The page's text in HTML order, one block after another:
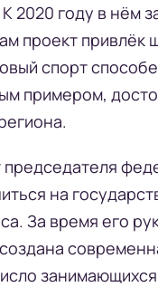
2020 году в нём
проект привлёк
спорт
примером,
председателя
на
За время его